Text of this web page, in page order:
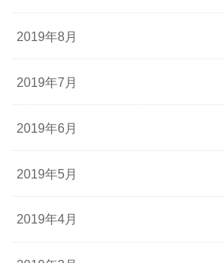
2019年8月
2019年7月
2019年6月
2019年5月
2019年4月